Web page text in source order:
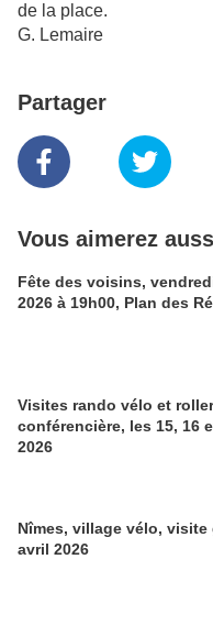
de la place.
G. Lemaire
Partager
Vous aimerez
Fête des voisins,
2026 à 19h00, Plan des
Visites rando vélo et
conférencière, les 15, 16
2026
Nîmes, village vélo, visite
avril 2026